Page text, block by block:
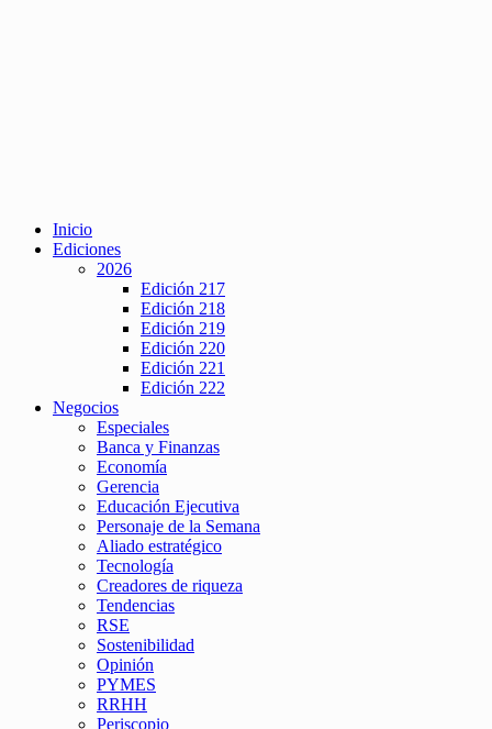
Inicio
Ediciones
2026
Edición 217
Edición 218
Edición 219
Edición 220
Edición 221
Edición 222
Negocios
Especiales
Banca y Finanzas
Economía
Gerencia
Educación Ejecutiva
Personaje de la Semana
Aliado estratégico
Tecnología
Creadores de riqueza
Tendencias
RSE
Sostenibilidad
Opinión
PYMES
RRHH
Periscopio